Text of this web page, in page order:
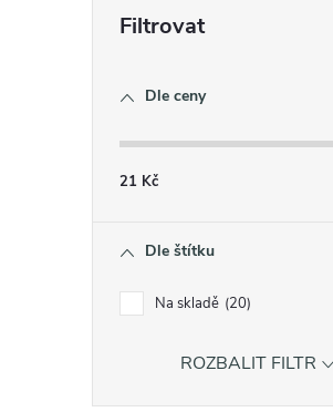
Dle ceny
21 Kč
Dle štítku
Na skladě 20
ROZBALIT FILTR